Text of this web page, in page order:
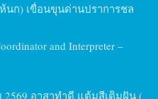
นก) เขื่อนขุนด่านปราการชล
and Interpreter –
2569 อาสาทำดี แต้มสีเติมฝัน (